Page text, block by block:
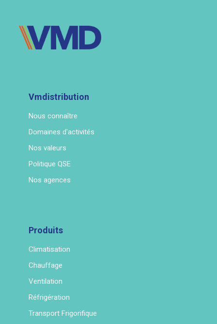
Vmdistribution
Nous connaître
Domaines d'activités
Nos valeurs
Politique QSE
Nos agences
Produits
Climatisation
Chauffage
Ventilation
Réfrigération
Transport Frigorifique